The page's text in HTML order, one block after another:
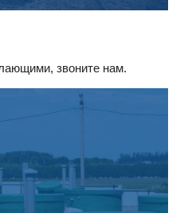
звоните нам.